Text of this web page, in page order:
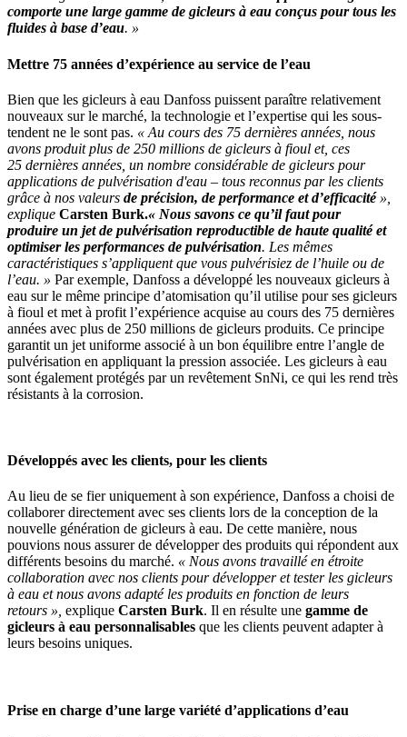
comporte une large gamme de gicleurs à eau conçus pour tous les
fluides à base d’eau. »
Mettre 75 années d’expérience au service de l’eau
Bien que les gicleurs à eau Danfoss puissent paraître relativement
nouveaux sur le marché, la technologie et l’expertise qui les sous-
tendent ne le sont pas. « Au cours des 75 dernières années, nous
avons produit plus de 250 millions de gicleurs à fioul et, ces
25 dernières années, un nombre considérable de gicleurs pour
applications de pulvérisation d'eau – tous reconnus par les clients
grâce à nos valeurs de précision, de performance et d’efficacité»,
explique Carsten Burk.« Nous savons ce qu’il faut pour
produire un jet de pulvérisation reproductible de haute qualité et
optimiser les performances de pulvérisation. Les mêmes
caractéristiques s’appliquent que vous pulvérisiez de l’huile ou de
l’eau. » Par exemple, Danfoss a développé les nouveaux gicleurs à
eau sur le même principe d’atomisation qu’il utilise pour ses gicleurs
à fioul et met à profit l’expérience acquise au cours des 75 dernières
années avec plus de 250 millions de gicleurs produits. Ce principe
garantit un jet uniforme associé à un bon équilibre entre l’angle de
pulvérisation en appliquant la pression associée. Les gicleurs à eau
sont également protégés par un revêtement SnNi, ce qui les rend très
résistants à la corrosion.
Développés avec les clients, pour les clients
Au lieu de se fier uniquement à son expérience, Danfoss a choisi de
collaborer directement avec ses clients lors de la conception de la
nouvelle génération de gicleurs à eau. De cette manière, nous
pouvions nous assurer de développer des produits qui répondent aux
différents besoins du marché. « Nous avons travaillé en étroite
collaboration avec nos clients pour développer et tester les gicleurs
à eau et nous avons adapté les produits en fonction de leurs
retours », explique Carsten Burk. Il en résulte une gamme de
gicleurs à eau personnalisables que les clients peuvent adapter à
leurs besoins uniques.
Prise en charge d’une large variété d’applications d’eau